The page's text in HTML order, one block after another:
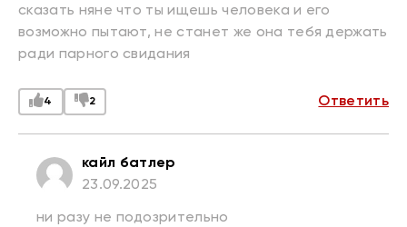
сказать няне что ты ищешь человека и его
возможно пытают, не станет же она тебя держать
ради парного свидания
4 2 Ответить
кайл батлер
23.09.2025
ни разу не подозрительно